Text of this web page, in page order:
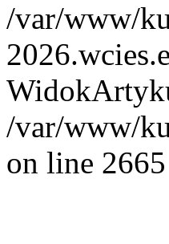
/var/www/
/var/www/
on line 2665